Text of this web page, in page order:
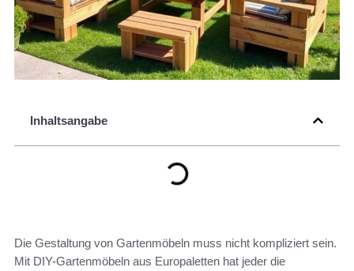
Inhaltsangabe
Die Gestaltung von Gartenmöbeln muss nicht kompliziert sein.
Mit DIY-Gartenmöbeln aus Europaletten hat jeder die